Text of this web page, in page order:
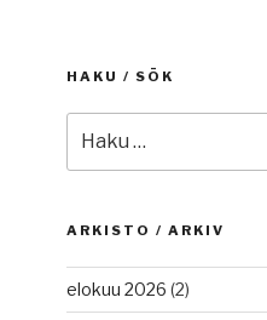
HAKU / SÖK
ARKISTO / ARKIV
elokuu 2026 (2)